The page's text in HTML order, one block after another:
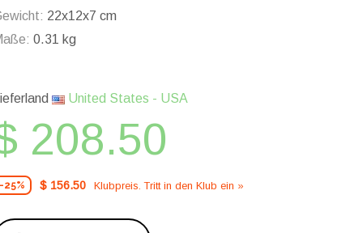
22x12x7 cm
0.31 kg
United States - USA
208.50
-25% $ 156.50 Klubpreis. Tritt in den Klub ein »